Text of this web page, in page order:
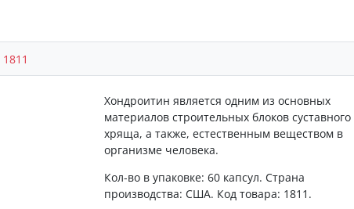
1811
Хондроитин является одним из основных
материалов строительных блоков суставного
хряща, а также, естественным веществом в
организме человека.
Кол-во в упаковке: 60 капсул. Страна
производства: США. Код товара: 1811.